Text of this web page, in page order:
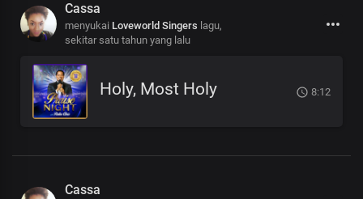
Cassa
menyukai Loveworld Singers lagu,
sekitar satu tahun yang lalu
Holy, Most Holy 8:12
Cassa